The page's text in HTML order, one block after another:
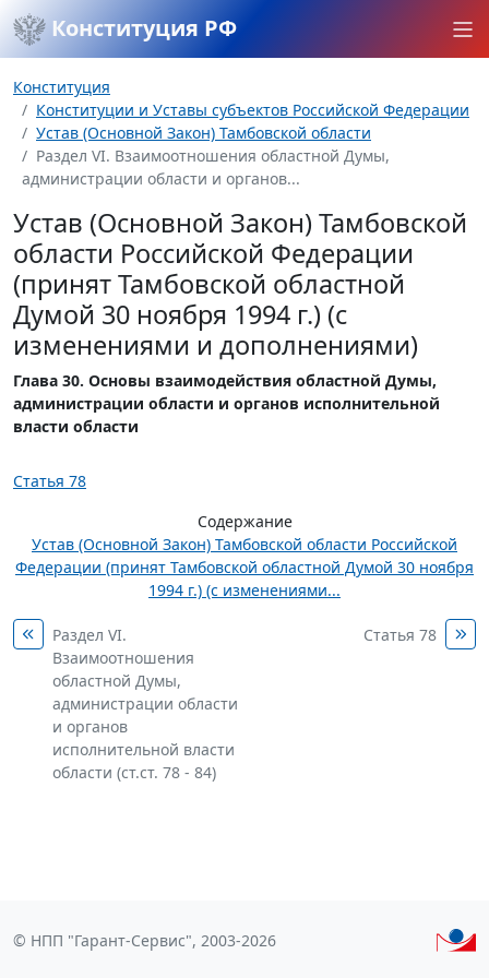
Конституция РФ
Конституция
Конституции и Уставы субъектов Российской Федерации
Устав (Основной Закон) Тамбовской области
Раздел VI. Взаимоотношения областной Думы,
администрации области и органов...
Устав (Основной Закон) Тамбовской
области Российской Федерации
(принят Тамбовской областной
Думой 30 ноября 1994 г.) (с
изменениями и дополнениями)
Глава 30. Основы взаимодействия областной Думы,
администрации области и органов исполнительной
власти области
Статья 78
Содержание
Устав (Основной Закон) Тамбовской области Российской
Федерации (принят Тамбовской областной Думой 30 ноября
1994 г.) (с изменениями...
Раздел VI.
Взаимоотношения
областной Думы,
администрации области
и органов
исполнительной власти
области (ст.ст. 78 - 84)
Статья 78
© НПП "Гарант-Сервис", 2003-2026